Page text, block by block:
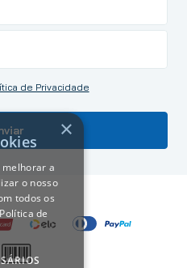
de Privacidade
×
melhorar a
o nosso
todos os
de